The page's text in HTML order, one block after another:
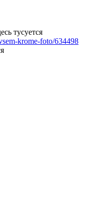
тусуется
krome-foto/634498